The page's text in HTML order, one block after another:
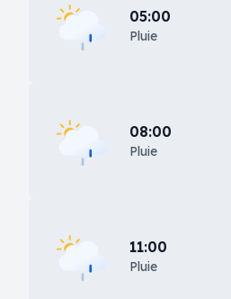
05:00
Pluie
08:00
Pluie
11:00
Pluie